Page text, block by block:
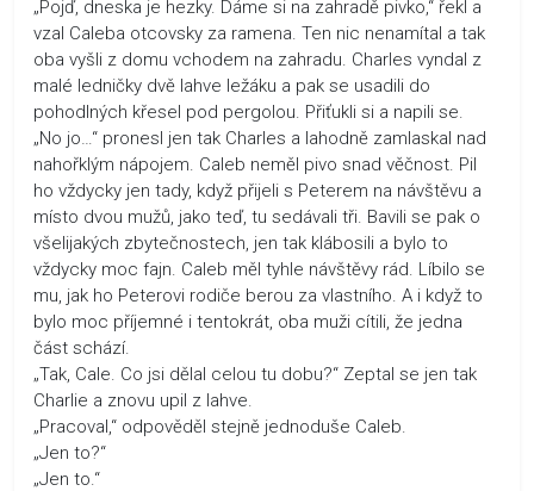
„Pojď, dneska je hezky. Dáme si na zahradě pivko,“ řekl a
vzal Caleba otcovsky za ramena. Ten nic nenamítal a tak
oba vyšli z domu vchodem na zahradu. Charles vyndal z
malé ledničky dvě lahve ležáku a pak se usadili do
pohodlných křesel pod pergolou. Přiťukli si a napili se.
„No jo…“ pronesl jen tak Charles a lahodně zamlaskal nad
nahořklým nápojem. Caleb neměl pivo snad věčnost. Pil
ho vždycky jen tady, když přijeli s Peterem na návštěvu a
místo dvou mužů, jako teď, tu sedávali tři. Bavili se pak o
všelijakých zbytečnostech, jen tak klábosili a bylo to
vždycky moc fajn. Caleb měl tyhle návštěvy rád. Líbilo se
mu, jak ho Peterovi rodiče berou za vlastního. A i když to
bylo moc příjemné i tentokrát, oba muži cítili, že jedna
část schází.
„Tak, Cale. Co jsi dělal celou tu dobu?“ Zeptal se jen tak
Charlie a znovu upil z lahve.
„Pracoval,“ odpověděl stejně jednoduše Caleb.
„Jen to?“
„Jen to.“